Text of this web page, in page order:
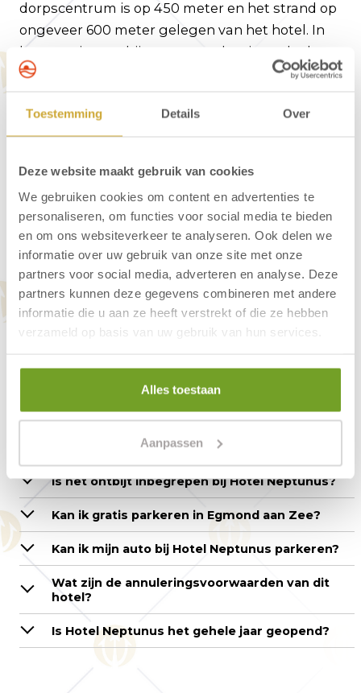
Toestemming Details Over
Deze website maakt gebruik van cookies
We gebruiken cookies om content en advertenties te
personaliseren, om functies voor social media te bieden
en om ons websiteverkeer te analyseren. Ook delen we
informatie over uw gebruik van onze site met onze
partners voor social media, adverteren en analyse. Deze
partners kunnen deze gegevens combineren met andere
informatie die u aan ze heeft verstrekt of die ze hebben
verzameld op basis van uw gebruik van hun services.
Alles toestaan
Aanpassen
dorpscentrum is op 450 meter en het strand op
ongeveer 600 meter gelegen van het hotel. In
het prettige ontbijtrestaurant begint u de dag
uitstekend met een heerlijk ontbijt.
Vragen over
arrangementen - Hotel
Neptunus
Kan ik mijn hond meenemen naar Hotel
Neptunus?
Wat zijn de in- en uitchecktijden van Hotel
Is online reserveren en betalen veilig?
Hoe kan ik een babybedje reserveren?
Is het ontbijt inbegrepen bij Hotel Neptunus?
Kan ik gratis parkeren in Egmond aan Zee?
Kan ik mijn auto bij Hotel Neptunus parkeren?
Wat zijn de annuleringsvoorwaarden van dit
hotel?
Is Hotel Neptunus het gehele jaar geopend?